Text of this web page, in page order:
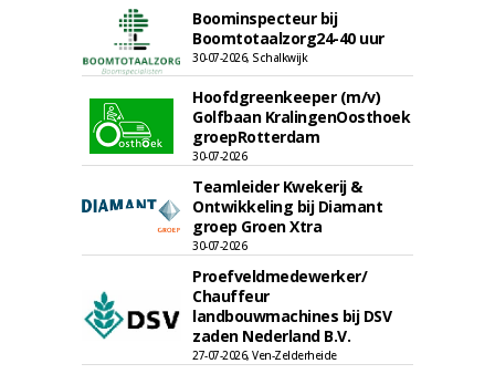
Boominspecteur bij
Boomtotaalzorg24-40 uur
30-07-2026, Schalkwijk
Hoofdgreenkeeper (m/v)
Golfbaan KralingenOosthoek
groepRotterdam
30-07-2026
Teamleider Kwekerij &
Ontwikkeling bij Diamant
groep Groen Xtra
30-07-2026
Proefveldmedewerker/
Chauffeur
landbouwmachines bij DSV
zaden Nederland B.V.
27-07-2026, Ven-Zelderheide